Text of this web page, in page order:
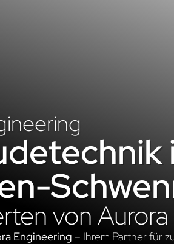
von
Engineering – Ihrem Partner für